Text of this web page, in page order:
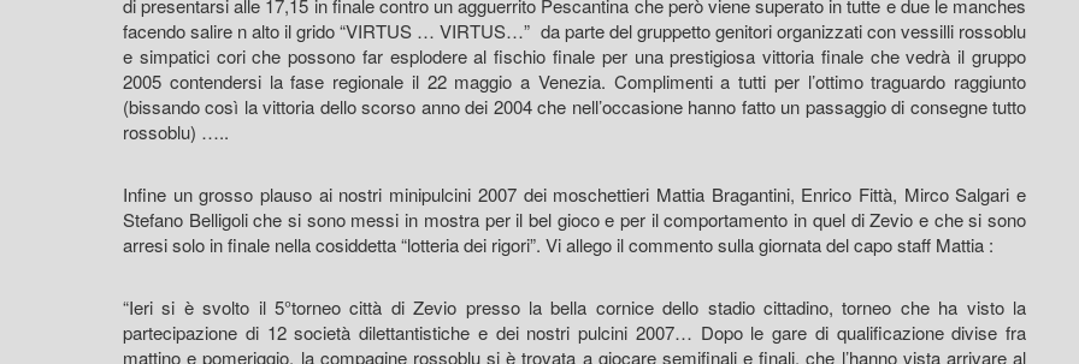
facendo salire n alto il grido “VIRTUS … VIRTUS…” da parte del gruppetto genitori organizzati con vessilli rossoblu
e simpatici cori che possono far esplodere al fischio finale per una prestigiosa vittoria finale che vedrà il gruppo
2005 contendersi la fase regionale il 22 maggio a Venezia. Complimenti a tutti per l’ottimo traguardo raggiunto
(bissando così la vittoria dello scorso anno dei 2004 che nell’occasione hanno fatto un passaggio di consegne tutto
rossoblu) …..
Infine un grosso plauso ai nostri minipulcini 2007 dei moschettieri Mattia Bragantini, Enrico Fittà, Mirco Salgari e
Stefano Belligoli che si sono messi in mostra per il bel gioco e per il comportamento in quel di Zevio e che si sono
arresi solo in finale nella cosiddetta “lotteria dei rigori”. Vi allego il commento sulla giornata del capo staff Mattia :
“Ieri si è svolto il 5°torneo città di Zevio presso la bella cornice dello stadio cittadino, torneo che ha visto la
partecipazione di 12 società dilettantistiche e dei nostri pulcini 2007… Dopo le gare di qualificazione divise fra
mattino e pomeriggio, la compagine rossoblu si è trovata a giocare semifinali e finali, che l’hanno vista arrivare al